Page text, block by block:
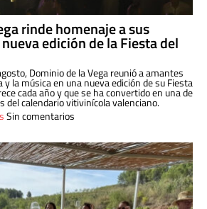
rinde homenaje a sus
edición de la Fiesta del
Dominio de la Vega reunió a amantes
la música en una nueva edición de su Fiesta
cada año y que se ha convertido en una de
del calendario vitivinícola valenciano.
Sin comentarios